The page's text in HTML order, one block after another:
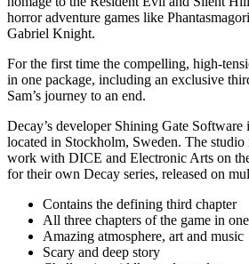
horror adventure games like
Gabriel Knight.
For the first time the compelling, high-
in one package, including an exclusive
Sam’s journey to an end.
Decay’s developer Shining Gate Software
located in Stockholm, Sweden. The
work with DICE and Electronic Arts on
for their own Decay series, released on
Contains the defining third chapter
All three chapters of the game in
Amazing atmosphere, art and music
Scary and deep story